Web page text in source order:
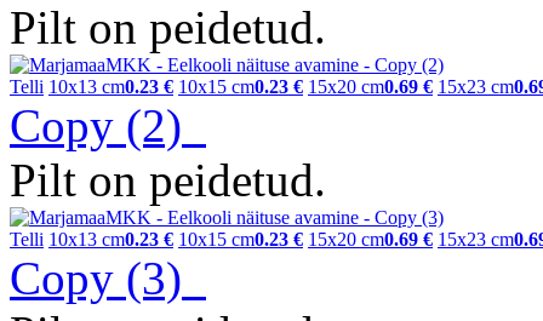
Pilt on peidetud.
Telli 10x13 cm0.23 € 10x15 cm0.23 € 15x20 cm0.69 € 15x23 cm
Copy (2)
Pilt on peidetud.
Telli 10x13 cm0.23 € 10x15 cm0.23 € 15x20 cm0.69 € 15x23 cm
Copy (3)